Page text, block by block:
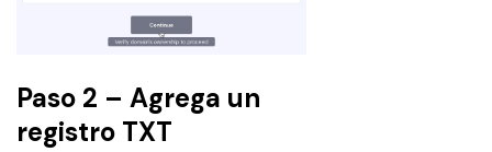
Paso 2 – Agrega un
registro TXT